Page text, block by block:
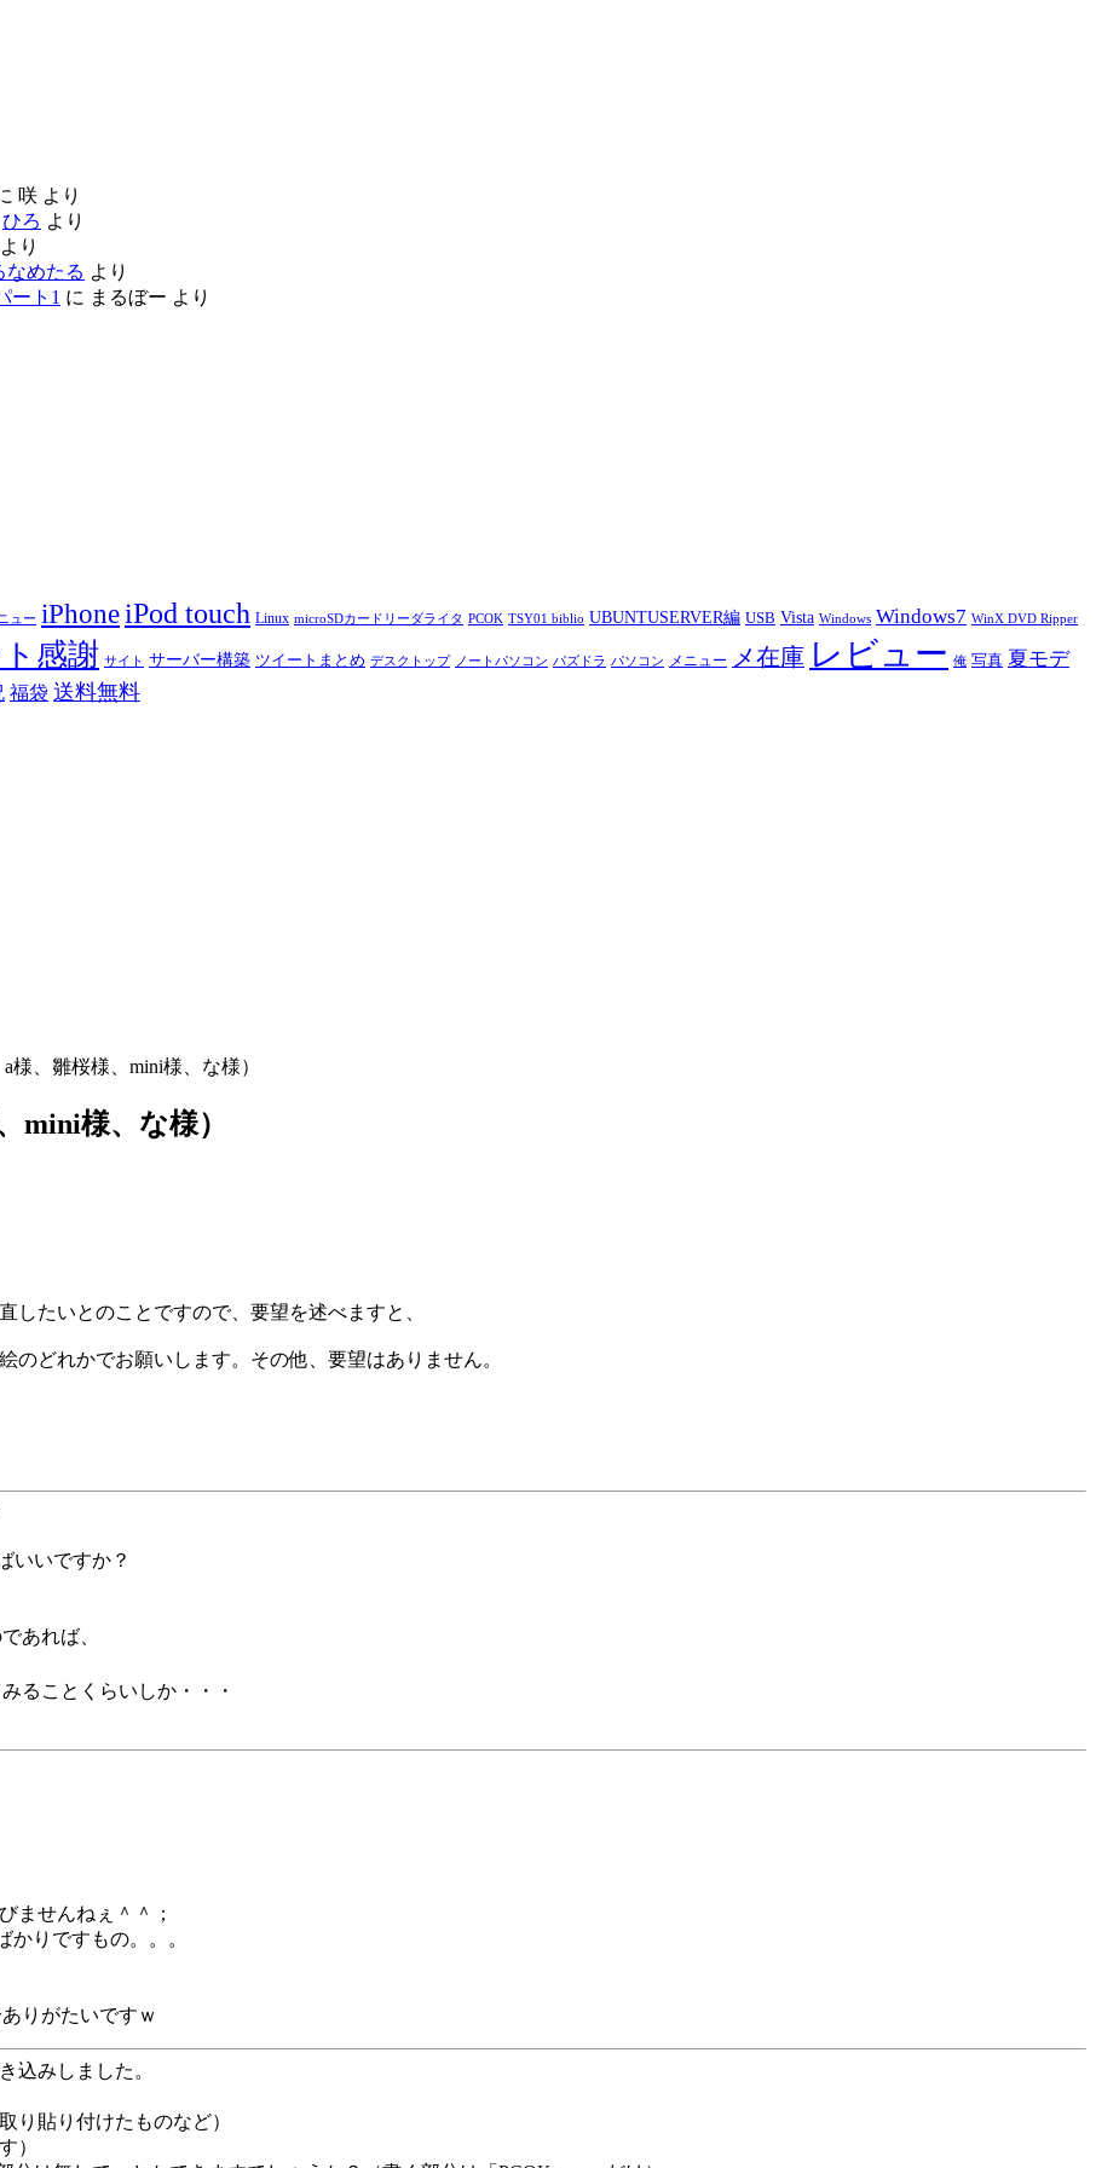
咲 より
ひろ より
より
なめたる より
ート1 に まるぼー より
ュー iPhoneiPod touch Linux microSDカードリーダライタ PCOK TSY01 biblio UBUNTUSERVER編 USB Vista Windows Windows7 WinX DVD Ripper
感謝 サイト サーバー構築 ツイートまとめ デスクトップ ノートパソコン パズドラ パソコン メニュー メ在庫 レビュー 俺 写真 夏モデ
福袋 送料無料
様、雛桜様、mini様、な様）
mini様、な様）
たいとのことですので、要望を述べますと、
どれかでお願いします。その他、要望はありません。
いいですか？
あれば、
ることくらいしか・・・
ませんねぇ＾＾；
りですもの。。。
りがたいですｗ
込みしました。
り貼り付けたものなど）
）